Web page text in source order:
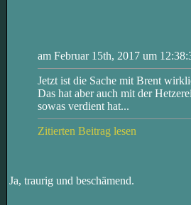
am Februar 15th, 2017 um
Jetzt ist die Sache mit Brent
Das hat aber auch mit der
sowas verdient hat...
Zitierten Beitrag lesen
Ja, traurig und beschämend.